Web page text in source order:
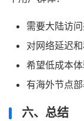
需要大陆访问
对网络延迟
希望低成本
有海外节点部
六、总结